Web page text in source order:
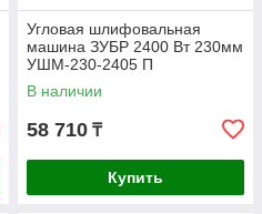
Угловая шлифовальная
машина ЗУБР 2400 Вт 230мм
УШМ-230-2405 П
В наличии
58 710 ₸
Купить